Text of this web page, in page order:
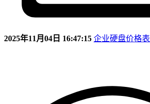
2025年11月04日 16:47:15 企业硬盘价格表